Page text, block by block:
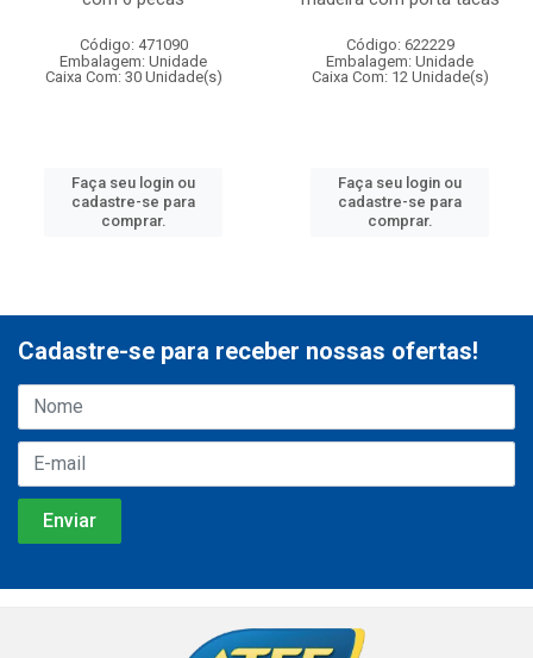
Código: 471090
Embalagem: Unidade
Caixa Com: 30 Unidade(s)
Faça seu login ou
cadastre-se para
comprar.
Código: 622229
Embalagem: Unidade
Caixa Com: 12 Unidade(s)
Faça seu login ou
cadastre-se para
comprar.
Cadastre-se para receber nossas ofertas!